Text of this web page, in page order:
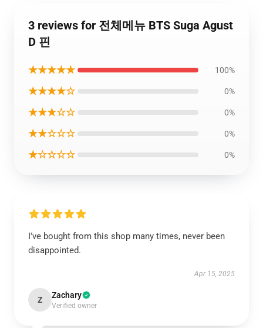
3 reviews for 전체메뉴 BTS Suga Agust
D 핀
★★★★★ 100%
★★★★☆ 0%
★★★☆☆ 0%
★★☆☆☆ 0%
★☆☆☆☆ 0%
I've bought from this shop many times, never been
disappointed.
Apr 15, 2025
Z Zachary
Verified owner